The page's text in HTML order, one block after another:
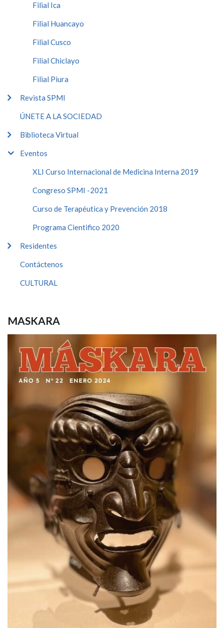
Filial Ica
Filial Huancayo
Filial Cusco
Filial Chiclayo
Filial Piura
Revista SPMI
ÚNETE A LA SOCIEDAD
Biblioteca Virtual
Eventos
XLI Curso Internacional de Medicina Interna 2019
Congreso SPMI -2021
Curso de Terapéutica y Prevención 2018
Programa Cientifico 2020
Residentes
Contáctenos
CULTURAL
MASKARA